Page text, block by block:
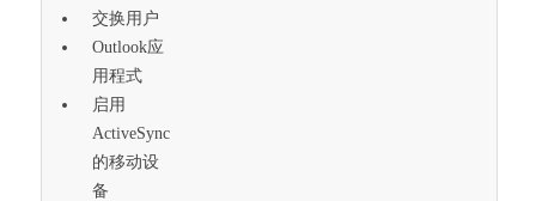
交换用户
Outlook应
用程式
启用
ActiveSync
的移动设
备